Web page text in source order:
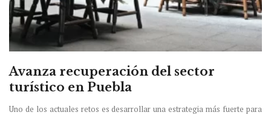
Avanza recuperación del sector
turístico en Puebla
Uno de los actuales retos es desarrollar una estrategia más fuerte para